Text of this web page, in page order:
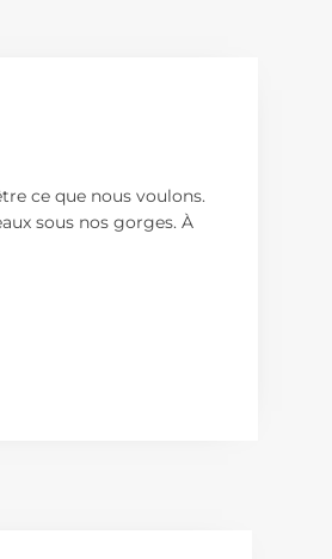
ce que nous voulons.
sous nos gorges. À